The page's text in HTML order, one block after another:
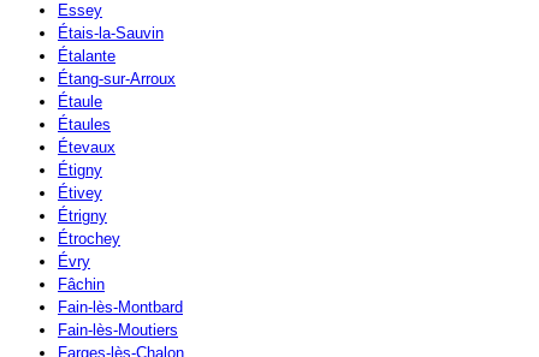
Essey
Étais-la-Sauvin
Étalante
Étang-sur-Arroux
Étaule
Étaules
Étevaux
Étigny
Étivey
Étrigny
Étrochey
Évry
Fâchin
Fain-lès-Montbard
Fain-lès-Moutiers
Farges-lès-Chalon